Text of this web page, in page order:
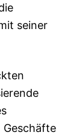
seiner